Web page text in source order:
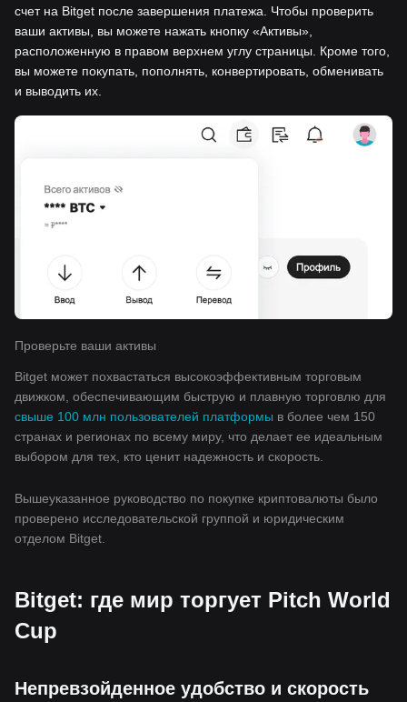
счет на Bitget после завершения платежа. Чтобы проверить
ваши активы, вы можете нажать кнопку «Активы»,
расположенную в правом верхнем углу страницы. Кроме того,
вы можете покупать, пополнять, конвертировать, обменивать
и выводить их.
Проверьте ваши активы
Bitget может похвастаться высокоэффективным торговым
движком, обеспечивающим быструю и плавную торговлю для
свыше 100 млн пользователей платформы в более чем 150
странах и регионах по всему миру, что делает ее идеальным
выбором для тех, кто ценит надежность и скорость.
Вышеуказанное руководство по покупке криптовалюты было
проверено исследовательской группой и юридическим
отделом Bitget.
Bitget: где мир торгует Pitch World
Cup
Непревзойденное удобство и скорость